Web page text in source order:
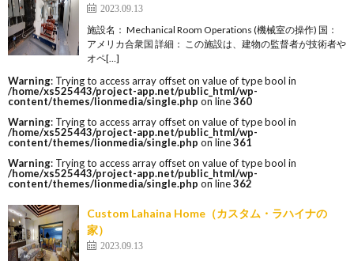
2023.09.13
施設名： Mechanical Room Operations (機械室の操作) 国：
アメリカ合衆国 詳細： この施設は、建物の監督者が技術者や
オペ[…]
Warning: Trying to access array offset on value of type bool in
/home/xs525443/project-app.net/public_html/wp-
content/themes/lionmedia/single.php on line360
Warning: Trying to access array offset on value of type bool in
/home/xs525443/project-app.net/public_html/wp-
content/themes/lionmedia/single.php on line361
Warning: Trying to access array offset on value of type bool in
/home/xs525443/project-app.net/public_html/wp-
content/themes/lionmedia/single.php on line362
Custom Lahaina Home（カスタム・ラハイナの
家）
2023.09.13